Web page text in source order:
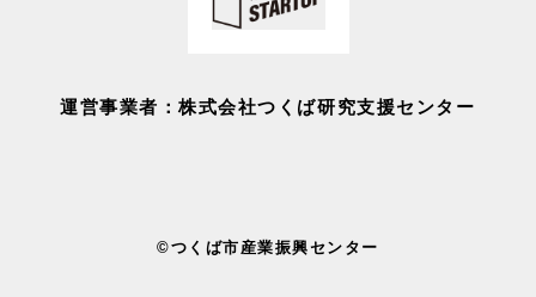
運営事業者：株式会社つくば研究支援センター
©つくば市産業振興センター